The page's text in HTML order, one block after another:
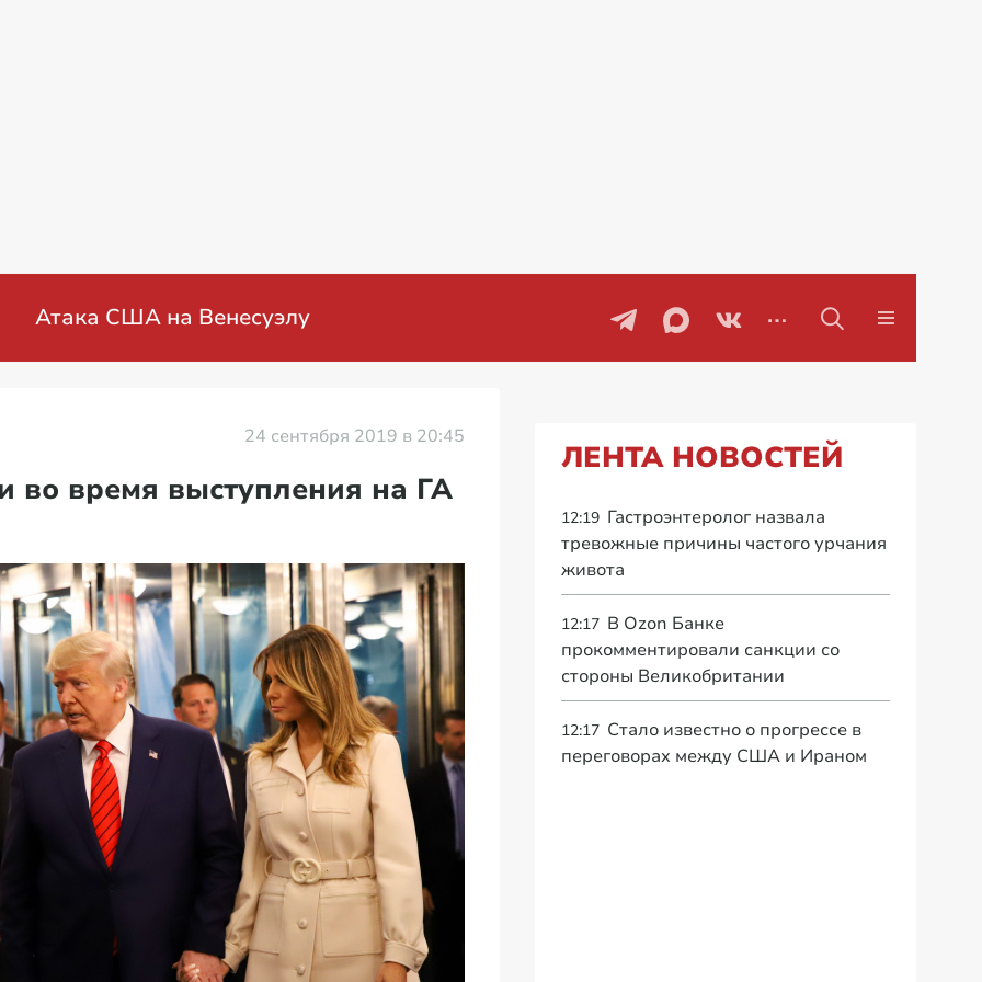
операция на Украине: мирные переговоры Проблемы с бензином в
24 сентября 2019 в 20:45
во время выступления на ГА
ЛЕНТА НОВОСТЕЙ
12:19 Гастроэнтеролог назвала
тревожные причины частого урчания
живота
12:17 В Ozon Банке
прокомментировали санкции со
стороны Великобритании
12:17 Стало известно о прогрессе в
переговорах между США и Ираном